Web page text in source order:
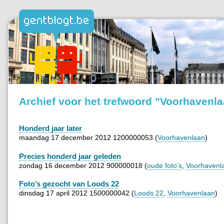
Archief voor het trefwoord
Honderd jaar later
maandag 17 december 2012 1200000053 (Voorhavenlaan)
Precies honderd jaar geleden
zondag 16 december 2012 900000018 (oude foto's
Foto’s gezocht van Loods 22
dinsdag 17 april 2012 1500000042 (Loods 22 Voorhavenlaan)